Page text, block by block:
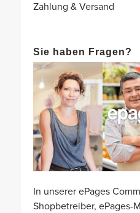
Zahlung & Versand
Sie haben Fragen?
In unserer ePages
Shopbetreiber, ePages-